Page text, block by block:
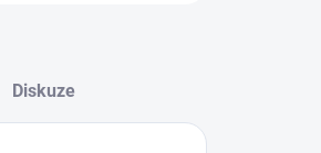
Diskuze